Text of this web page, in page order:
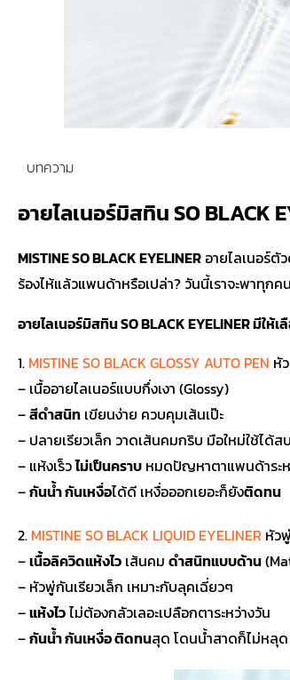
บทความ
อายไลเนอร์มิสทิน SO BLACK
MISTINE SO BLACK EYELINER อายไลเนอร์ตั
ร้องไห้แล้วแพนด้าหรือเปล่า? วันนี้เราจะพาทุ
อายไลเนอร์มิสทิน SO BLACK EYELINER มีให้เ
1. MISTINE SO BLACK GLOSSY AUTO PEN หั
– เนื้ออายไลเนอร์แบบกึ่งเงา (Glossy)
–สีดำสนิท เขียนง่าย ควบคุมเส้นเป๊ะ
– ปลายเรียวเล็ก วาดเส้นคมกริบ มือใหม่ใช้ได้ส
– แห้งเร็วไม่เป็นคราบ หมดปัญหาตาแพนด้าระห
–กันน้ำ กันเหงื่อได้ดี เหงื่อออกเยอะก็ยังติดทน
2. MISTINE SO BLACK LIQUID EYELINER หัว
–เนื้อลิควิดแห้งไว เส้นคม ดำสนิทแบบด้าน
– หัวพู่กันเรียวเล็ก เหมาะกับลุคเฉี่ยวๆ
–แห้งไวไม่ต้องกลัวเลอะเปลือกตาระหว่างวัน
–กันน้ำ กันเหงื่อ ติดทนสุด โดนน้ำสาดก็ไม่หลุด